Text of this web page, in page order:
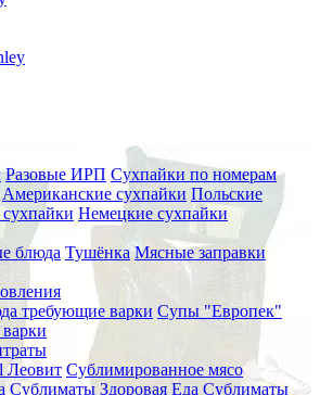
Разовые ИРП Сухпайки по номерам
Американские сухпайки Польские
Немецкие сухпайки
блюда Тушёнка Мясные заправки
требующие варки Супы "Европек"
Леовит Сублимированное мясо
Сублиматы Здоровая Еда Сублиматы